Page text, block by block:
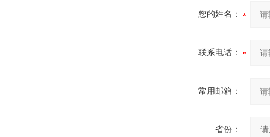
您的姓名：
联系电话：
常用邮箱：
省份：